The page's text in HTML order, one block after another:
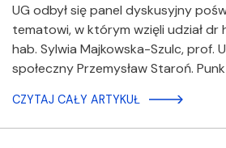
UG odbył się panel dyskusyjny
tematowi, w którym wzięli udział dr
hab. Sylwia Majkowska-Szulc, prof.
społeczny Przemysław Staroń.
CZYTAJ CAŁY ARTYKUŁ